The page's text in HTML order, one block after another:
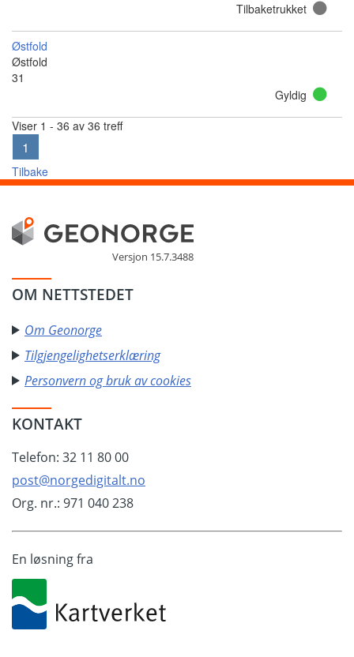
Tilbaketrukket
Østfold
Østfold
31
Gyldig
Viser 1 - 36 av 36 treff
1
Tilbake